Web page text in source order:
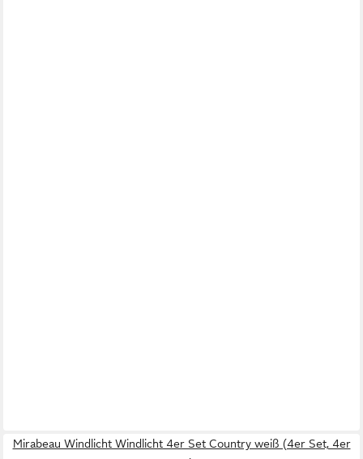
Mirabeau Windlicht Windlicht 4er Set Country weiß (4er Set, 4er